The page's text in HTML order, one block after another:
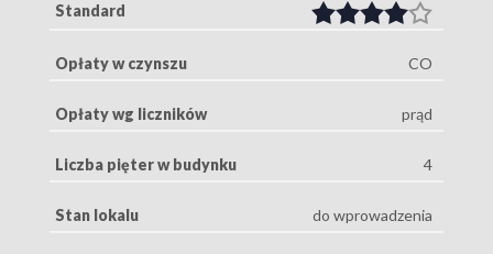
Standard
Opłaty w czynszu CO
Opłaty wg liczników prąd
Liczba pięter w budynku 4
Stan lokalu do wprowadzenia